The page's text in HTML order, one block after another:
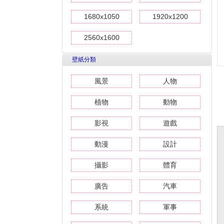
1680x1050 1920x1200
2560x1600
壁紙分類
風景 人物
植物 動物
影視 遊戲
動漫 設計
攝影 體育
廣告 汽車
系統 軍事